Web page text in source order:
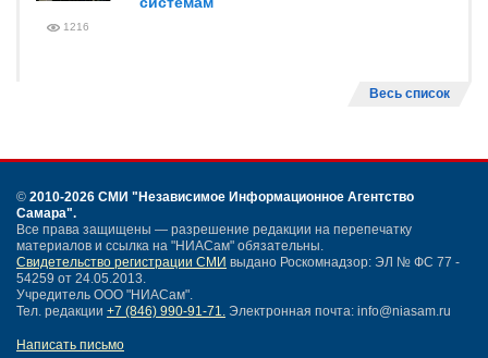
1216
Весь список
© 2010-2026 СМИ "Независимое Информационное Агентство
Самара".
Все права защищены — разрешение редакции на перепечатку
материалов и ссылка на "НИАСам" обязательны.
Свидетельство регистрации СМИ выдано Роскомнадзор: ЭЛ № ФС 77 -
54259 от 24.05.2013.
Учредитель ООО "НИАСам".
Тел. редакции +7 (846) 990-91-71. Электронная почта: info@niasam.ru
Написать письмо